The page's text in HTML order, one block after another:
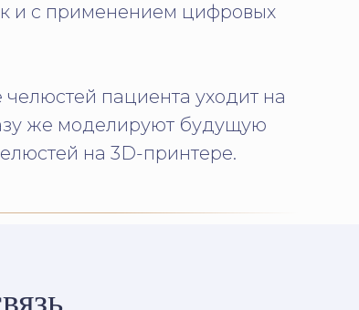
и с применением цифровых
пациента уходит на
же моделируют будущую
на 3D-принтере.